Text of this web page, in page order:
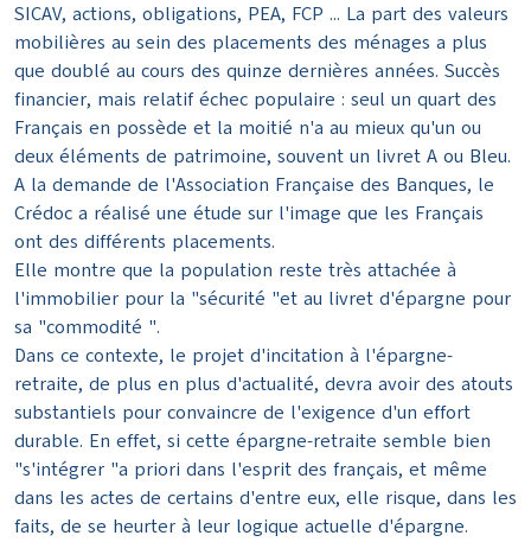
SICAV, actions, obligations, PEA, FCP ... La part des valeurs
mobilières au sein des placements des ménages a plus
que doublé au cours des quinze dernières années. Succès
financier, mais relatif échec populaire : seul un quart des
Français en possède et la moitié n'a au mieux qu'un ou
deux éléments de patrimoine, souvent un livret A ou Bleu.
A la demande de l'Association Française des Banques, le
Crédoc a réalisé une étude sur l'image que les Français
ont des différents placements.
Elle montre que la population reste très attachée à
l'immobilier pour la "sécurité "et au livret d'épargne pour
sa "commodité ".
Dans ce contexte, le projet d'incitation à l'épargne-
retraite, de plus en plus d'actualité, devra avoir des atouts
substantiels pour convaincre de l'exigence d'un effort
durable. En effet, si cette épargne-retraite semble bien
"s'intégrer "a priori dans l'esprit des français, et même
dans les actes de certains d'entre eux, elle risque, dans les
faits, de se heurter à leur logique actuelle d'épargne.